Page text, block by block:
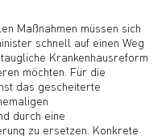
Maßnahmen müssen sich
schnell auf einen Weg
Krankenhausreform
möchten. Für die
das gescheiterte
durch eine
zu ersetzen. Konkrete